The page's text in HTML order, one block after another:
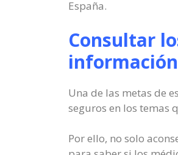
España.
Consultar
Una de las metas de
seguros en los temas
Por ello, no solo